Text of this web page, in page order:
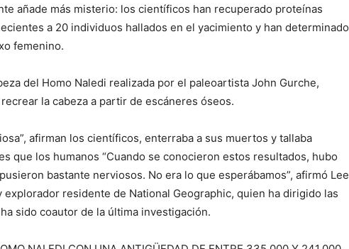
añade más misterio: los científicos han recuperado proteínas
a 20 individuos hallados en el yacimiento y han determinado
femenino.
del Homo Naledi realizada por el paleoartista John Gurche,
la cabeza a partir de escáneres óseos.
afirman los científicos, enterraba a sus muertos y tallaba
que los humanos “Cuando se conocieron estos resultados, hubo
bastante nerviosos. No era lo que esperábamos”, afirmó Lee
explorador residente de National Geographic, quien ha dirigido las
sido coautor de la última investigación.